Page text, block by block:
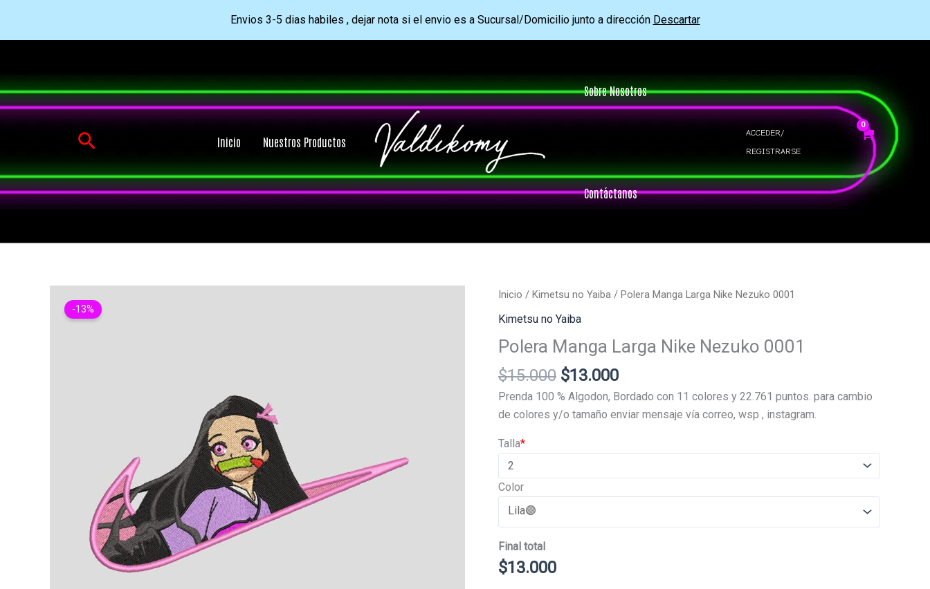
Envios 3-5 dias habiles , dejar nota si el envio es a Sucursal/Domicilio junto a dirección Descartar
contenido
Buscar Inicio Nuestros Productos
Sobre Nosotros
Contáctanos
ACCEDER/
REGISTRARSE
-13%
Inicio / Kimetsu no Yaiba / Polera Manga Larga Nike Nezuko 0001
Kimetsu no Yaiba
Polera Manga Larga Nike Nezuko 0001
$15.000 El
precio
original
$13.000El
precio
actual
Prenda 100 % Algodon, Bordado con 11 colores y 22.761 puntos. para cambio
de colores y/o tamaño enviar mensaje vía correo, wsp , instagram.
*
Talla
Color
Final total
$13.000